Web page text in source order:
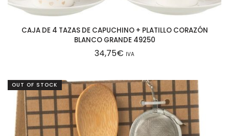
CAJA DE 4 TAZAS DE CAPUCHINO + PLATILLO CORAZÓN
BLANCO GRANDE 49250
34,75€ IVA
OUT OF STOCK